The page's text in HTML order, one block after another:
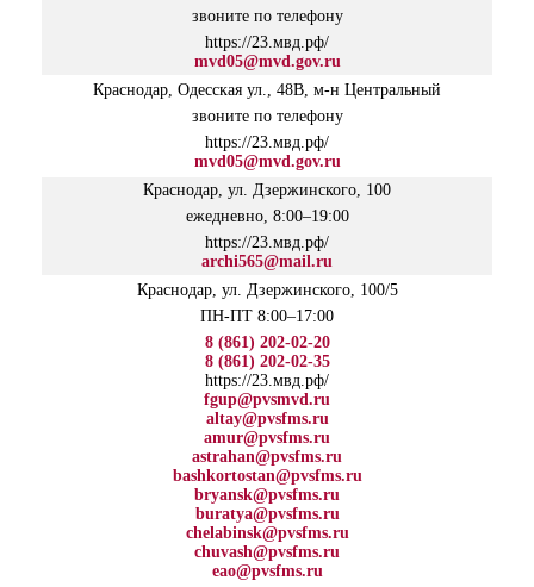
звоните по телефону
https://23.мвд.рф/
mvd05@mvd.gov.ru
Краснодар, Одесская ул., 48В, м-н Центральный
звоните по телефону
https://23.мвд.рф/
mvd05@mvd.gov.ru
Краснодар, ул. Дзержинского, 100
ежедневно, 8:00–19:00
https://23.мвд.рф/
archi565@mail.ru
Краснодар, ул. Дзержинского, 100/5
ПН-ПТ 8:00–17:00
8 (861) 202-02-20
8 (861) 202-02-35
https://23.мвд.рф/
fgup@pvsmvd.ru
altay@pvsfms.ru
amur@pvsfms.ru
astrahan@pvsfms.ru
bashkortostan@pvsfms.ru
bryansk@pvsfms.ru
buratya@pvsfms.ru
chelabinsk@pvsfms.ru
chuvash@pvsfms.ru
eao@pvsfms.ru